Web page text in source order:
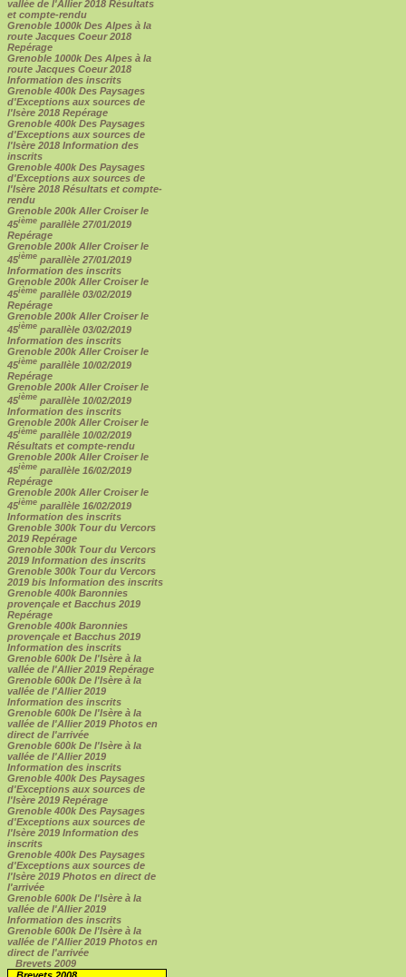
vallée de l'Allier 2018 Résultats
et compte-rendu
Grenoble 1000k Des Alpes à la
route Jacques Coeur 2018
Repérage
Grenoble 1000k Des Alpes à la
route Jacques Coeur 2018
Information des inscrits
Grenoble 400k Des Paysages
d'Exceptions aux sources de
l'Isère 2018 Repérage
Grenoble 400k Des Paysages
d'Exceptions aux sources de
l'Isère 2018 Information des
inscrits
Grenoble 400k Des Paysages
d'Exceptions aux sources de
l'Isère 2018 Résultats et compte-
rendu
Grenoble 200k Aller Croiser le
45ième parallèle 27/01/2019
Repérage
Grenoble 200k Aller Croiser le
45ième parallèle 27/01/2019
Information des inscrits
Grenoble 200k Aller Croiser le
45ième parallèle 03/02/2019
Repérage
Grenoble 200k Aller Croiser le
45ième parallèle 03/02/2019
Information des inscrits
Grenoble 200k Aller Croiser le
45ième parallèle 10/02/2019
Repérage
Grenoble 200k Aller Croiser le
45ième parallèle 10/02/2019
Information des inscrits
Grenoble 200k Aller Croiser le
45ième parallèle 10/02/2019
Résultats et compte-rendu
Grenoble 200k Aller Croiser le
45ième parallèle 16/02/2019
Repérage
Grenoble 200k Aller Croiser le
45ième parallèle 16/02/2019
Information des inscrits
Grenoble 300k Tour du Vercors
2019 Repérage
Grenoble 300k Tour du Vercors
2019 Information des inscrits
Grenoble 300k Tour du Vercors
2019 bis Information des inscrits
Grenoble 400k Baronnies
provençale et Bacchus 2019
Repérage
Grenoble 400k Baronnies
provençale et Bacchus 2019
Information des inscrits
Grenoble 600k De l'Isère à la
vallée de l'Allier 2019 Repérage
Grenoble 600k De l'Isère à la
vallée de l'Allier 2019
Information des inscrits
Grenoble 600k De l'Isère à la
vallée de l'Allier 2019 Photos en
direct de l'arrivée
Grenoble 600k De l'Isère à la
vallée de l'Allier 2019
Information des inscrits
Grenoble 400k Des Paysages
d'Exceptions aux sources de
l'Isère 2019 Repérage
Grenoble 400k Des Paysages
d'Exceptions aux sources de
l'Isère 2019 Information des
inscrits
Grenoble 400k Des Paysages
d'Exceptions aux sources de
l'Isère 2019 Photos en direct de
l'arrivée
Grenoble 600k De l'Isère à la
vallée de l'Allier 2019
Information des inscrits
Grenoble 600k De l'Isère à la
vallée de l'Allier 2019 Photos en
direct de l'arrivée
Brevets 2009